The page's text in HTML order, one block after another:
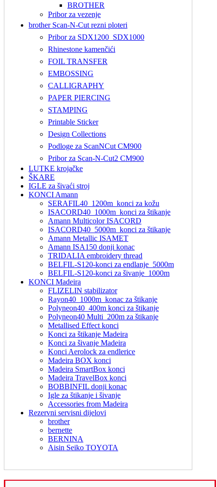
BROTHER
Pribor za vezenje
brother Scan-N-Cut rezni ploteri
Pribor za SDX1200_SDX1000
Rhinestone kamenčići
FOIL TRANSFER
EMBOSSING
CALLIGRAPHY
PAPER PIERCING
STAMPING
Printable Sticker
Design Collections
Podloge za ScanNCut CM900
Pribor za Scan-N-Cut2 CM900
LUTKE krojačke
ŠKARE
IGLE za šivaći stroj
KONCI Amann
SERAFIL40_1200m_konci za kožu
ISACORD40_1000m_konci za štikanje
Amann Multicolor ISACORD
ISACORD40_5000m_konci za štikanje
Amann Metallic ISAMET
Amann ISA150 donji konac
TRIDALIA embroidery thread
BELFIL-S120-konci za endlanje_5000m
BELFIL-S120-konci za šivanje_1000m
KONCI Madeira
FLIZELIN stabilizator
Rayon40_1000m_konac za štikanje
Polyneon40_400m konci za štikanje
Polyneon40 Multi_200m za štikanje
Metallised Effect konci
Konci za štikanje Madeira
Konci za šivanje Madeira
Konci Aerolock za endlerice
Madeira BOX konci
Madeira SmartBox konci
Madeira TravelBox konci
BOBBINFIL donji konac
Igle za štikanje i šivanje
Accessories from Madeira
Rezervni servisni dijelovi
brother
bernette
BERNINA
Aisin Seiko TOYOTA